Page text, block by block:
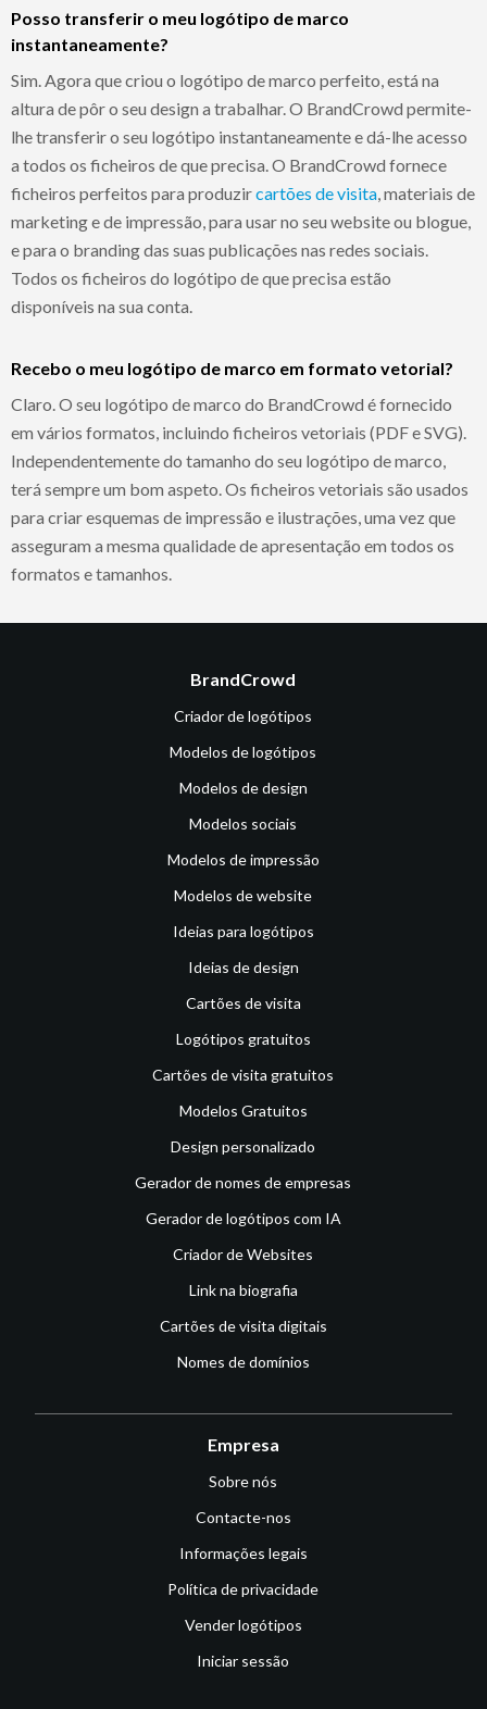
Posso transferir o meu logótipo de marco
instantaneamente?
Sim. Agora que criou o logótipo de marco perfeito, está na
altura de pôr o seu design a trabalhar. O BrandCrowd permite-
lhe transferir o seu logótipo instantaneamente e dá-lhe acesso
a todos os ficheiros de que precisa. O BrandCrowd fornece
ficheiros perfeitos para produzircartões de visita , materiais de
marketing e de impressão, para usar no seu website ou blogue,
e para o branding das suas publicações nas redes sociais.
Todos os ficheiros do logótipo de que precisa estão
disponíveis na sua conta.
Recebo o meu logótipo de marco em formato vetorial?
Claro. O seu logótipo de marco do BrandCrowd é fornecido
em vários formatos, incluindo ficheiros vetoriais (PDF e SVG).
Independentemente do tamanho do seu logótipo de marco,
terá sempre um bom aspeto. Os ficheiros vetoriais são usados
para criar esquemas de impressão e ilustrações, uma vez que
asseguram a mesma qualidade de apresentação em todos os
formatos e tamanhos.
BrandCrowd
Criador de logótipos
Modelos de logótipos
Modelos de design
Modelos sociais
Modelos de impressão
Modelos de website
Ideias para logótipos
Ideias de design
Cartões de visita
Logótipos gratuitos
Cartões de visita gratuitos
Modelos Gratuitos
Design personalizado
Gerador de nomes de empresas
Gerador de logótipos com IA
Criador de Websites
Link na biografia
Cartões de visita digitais
Nomes de domínios
Empresa
Sobre nós
Contacte-nos
Informações legais
Política de privacidade
Vender logótipos
Iniciar sessão